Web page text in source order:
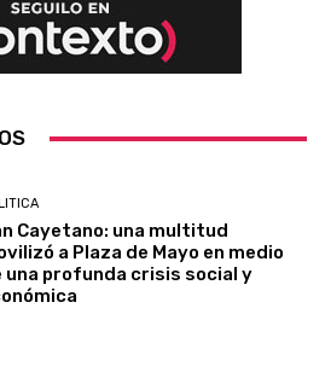
Cayetano: una multitud
a Plaza de Mayo en medio
una profunda crisis social y